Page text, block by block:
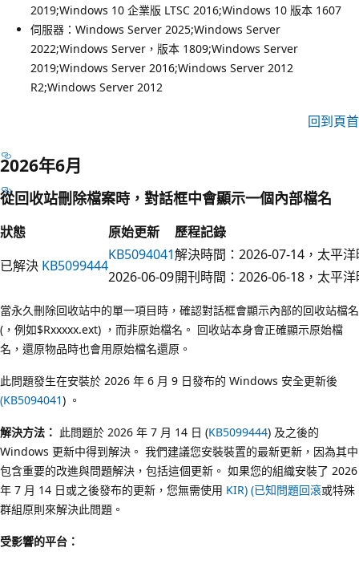
2019;Windows 10 企業版 LTSC 2016;Windows 10 版本 1607
伺服器：Windows Server 2025;Windows Server
2022;Windows Server，版本 1809;Windows Server
2019;Windows Server 2016;Windows Server 2012
R2;Windows Server 2012
回到頁首
2026年6月
從回收站刪除檔案時，對話框中會顯示一個內部檔名
狀態 原始更新
歷程記錄
已解決 KB5099444
KB5094041
2026-06-09
解決時間：2026-07-14，太平
開刊時間：2026-06-18，太平
當永久刪除回收站中的單一項目時，確認對話框會顯示內部的回收站檔名
(，例如$Rxxxxx.ext) ，而非原始檔名。 回收站本身會正確顯示原始檔
名，還原物品時也會用原始檔名還原。
此問題發生在安裝於 2026 年 6 月 9 日發布的 Windows 安全更新後
(KB5094041) 。
解決方法： 此問題於 2026 年 7 月 14 日 (KB5099444) 及之後的
Windows 更新中得到解決。 我們建議您安裝裝置的最新更新，因為其中
包含重要的改進與問題解決，包括這個更新。 如果您的組織安裝了 2026
年 7 月 14 日或之後發布的更新，您無需使用 KIR) (已知問題回滾或特殊
群組原則來解決此問題。
受影響的平台：